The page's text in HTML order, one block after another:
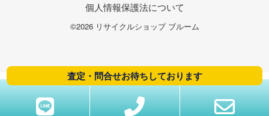
個人情報保護法について
©2026 リサイクルショップ ブルーム
査定・問合せお待ちしております